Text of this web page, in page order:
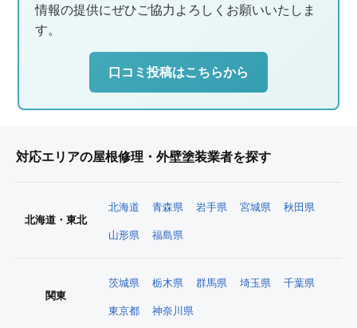
情報の提供にぜひご協力よろしくお願いいたしま
す。
口コミ投稿はこちらから
対応エリアの屋根修理・外壁塗装業者を探す
北海道・東北
北海道 青森県 岩手県 宮城県 秋田県
山形県 福島県
関東
茨城県 栃木県 群馬県 埼玉県 千葉県
東京都 神奈川県